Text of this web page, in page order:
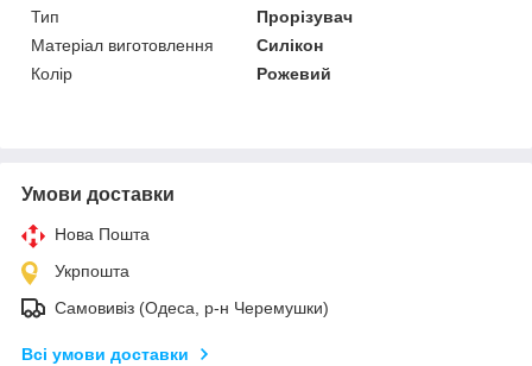
Тип
Прорізувач
Матеріал виготовлення
Силікон
Колір
Рожевий
Умови доставки
Нова Пошта
Укрпошта
Самовивіз (Одеса, р-н Черемушки)
Всі умови доставки